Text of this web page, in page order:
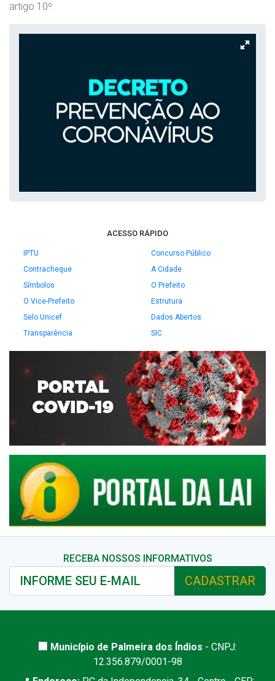
artigo 10º.
ACESSO RÁPIDO
IPTU
Concurso Público
Contracheque
A Cidade
Símbolos
O Prefeito
O Vice-Prefeito
Estrutura
Selo Unicef
Dados Abertos
Transparência
SIC
RECEBA NOSSOS INFORMATIVOS
CADASTRAR
🏢 Município de Palmeira dos Índios - CNPJ:
12.356.879/0001-98